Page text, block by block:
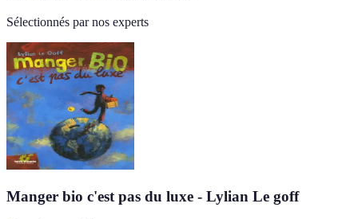
Sélectionnés par nos experts
Manger bio c'est pas du luxe - Lylian Le goff